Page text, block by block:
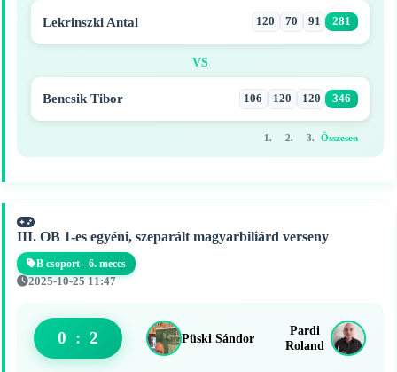
Lekrinszki Antal 120 70 91 281
VS
Bencsik Tibor 106 120 120 346
1. 2. 3. Összesen
III. OB 1-es egyéni, szeparált magyarbiliárd verseny
B csoport - 6. meccs
2025-10-25 11:47
Püski Sándor
0 : 2
Pardi
Roland